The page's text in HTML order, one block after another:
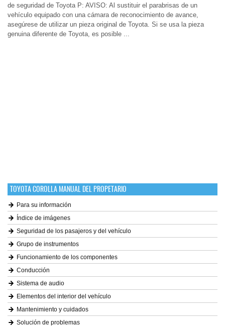
de seguridad de Toyota P: AVISO: Al sustituir el parabrisas de un
vehículo equipado con una cámara de reconocimiento de avance,
asegúrese de utilizar un pieza original de Toyota. Si se usa la pieza
genuina diferente de Toyota, es posible ...
TOYOTA COROLLA MANUAL DEL PROPETARIO
Para su información
Índice de imágenes
Seguridad de los pasajeros y del vehículo
Grupo de instrumentos
Funcionamiento de los componentes
Conducción
Sistema de audio
Elementos del interior del vehículo
Mantenimiento y cuidados
Solución de problemas